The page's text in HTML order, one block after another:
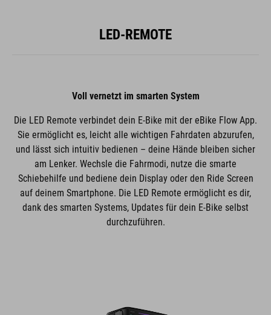
LED-REMOTE
Voll vernetzt im smarten System
Die LED Remote verbindet dein E-Bike mit der eBike Flow App.
Sie ermöglicht es, leicht alle wichtigen Fahr­daten abzurufen,
und lässt sich intuitiv bedienen – deine Hände bleiben sicher
am Lenker. Wechsle die Fahrmodi, nutze die smarte
Schiebehilfe und bediene dein Display oder den Ride Screen
auf deinem Smartphone. Die LED Remote ermöglicht es dir,
dank des smarten Systems, Updates für dein E-Bike selbst
durchzuführen.